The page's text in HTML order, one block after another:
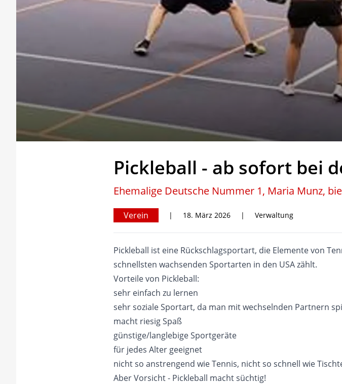
Pickleball - ab sofort bei
Ehemalige Deutsche Nummer 1, Maria Munz,
Verein | 18. März 2026 | Verwaltung
Pickleball ist eine Rückschlagsportart, die Elemente von
schnellsten wachsenden Sportarten in den USA zählt.
Vorteile von Pickleball:
sehr einfach zu lernen
sehr soziale Sportart, da man mit wechselnden Partnern
macht riesig Spaß
günstige/langlebige Sportgeräte
für jedes Alter geeignet
nicht so anstrengend wie Tennis, nicht so schnell wie
Aber Vorsicht - Pickleball macht süchtig!